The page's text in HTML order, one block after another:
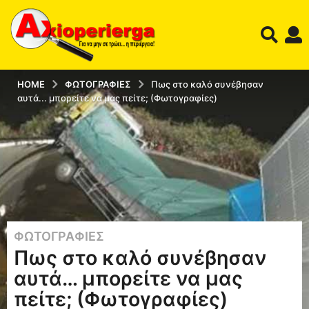
HOME ΦΩΤΟΓΡΑΦΊΕΣ
Πως στο καλό συνέβησαν
αυτά... μπορείτε να μας πείτε; (Φωτογραφίες)
1
2
τ
η
ΦΩΤΟΓΡΑΦΊΕΣ
Πως στο καλό συνέβησαν
αυτά… μπορείτε να μας
πείτε; (Φωτογραφίες)